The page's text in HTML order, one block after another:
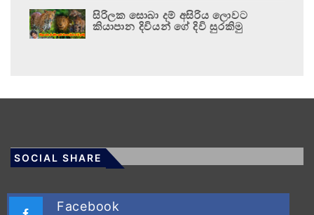
සිරිලක සොබා දම් අසිරිය ලොවට
කියාපාන දිවියන් ගේ දිවි සුරකිමු
SOCIAL SHARE
Facebook